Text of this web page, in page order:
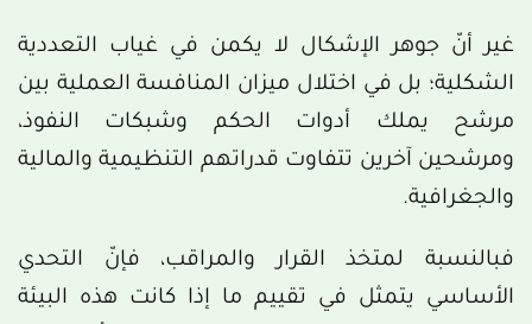
غير أنّ جوهر الإشكال لا يكمن في غياب التعددية
الشكلية؛ بل في اختلال ميزان المنافسة العملية بين
مرشح يملك أدوات الحكم وشبكات النفوذ،
ومرشحين آخرين تتفاوت قدراتهم التنظيمية والمالية
والجغرافية.
فبالنسبة لمتخذ القرار والمراقب، فإنّ التحدي
الأساسي يتمثل في تقييم ما إذا كانت هذه البيئة